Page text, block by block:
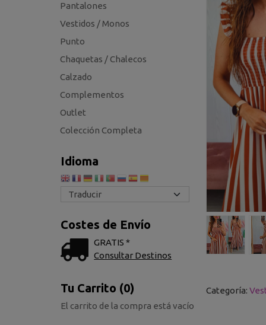
Pantalones
Vestidos / Monos
Punto
Chaquetas / Chalecos
Calzado
Complementos
Outlet
Colección Completa
Idioma
Costes de Envío
GRATIS *
Consultar Destinos
Tu Carrito (0)
El carrito de la compra está vacío
Categoría: